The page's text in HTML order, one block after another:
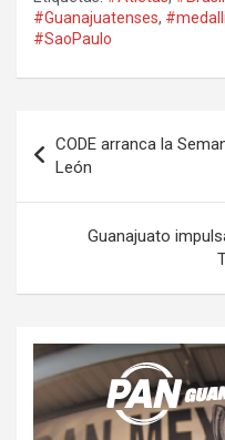
#Guanajuatenses,
#SaoPaulo
de
entradas
CODE arranca la
León
Guanajuato